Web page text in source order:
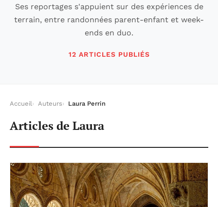
Ses reportages s'appuient sur des expériences de
terrain, entre randonnées parent-enfant et week-
ends en duo.
12 ARTICLES PUBLIÉS
Accueil Auteurs Laura Perrin
Articles de Laura